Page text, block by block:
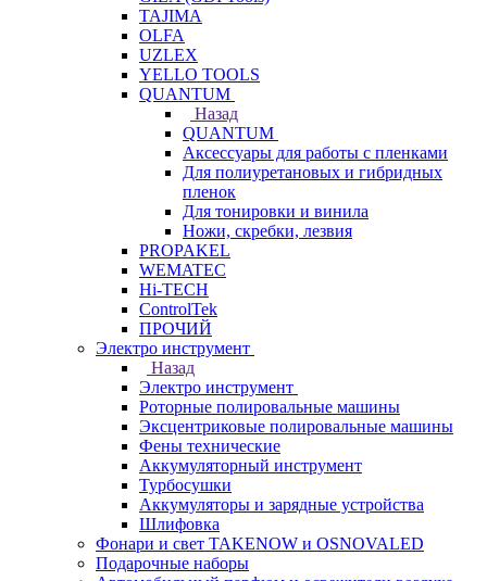
TAJIMA
OLFA
UZLEX
YELLO TOOLS
QUANTUM
Назад
QUANTUM
Аксессуары для работы с пленками
Для полиуретановых и гибридных
пленок
Для тонировки и винила
Ножи, скребки, лезвия
PROPAKEL
WEMATEC
Hi-TECH
ControlTek
ПРОЧИЙ
Электро инструмент
Назад
Электро инструмент
Роторные полировальные машины
Эксцентриковые полировальные машины
Фены технические
Аккумуляторный инструмент
Турбосушки
Аккумуляторы и зарядные устройства
Шлифовка
Фонари и свет TAKENOW и OSNOVALED
Подарочные наборы